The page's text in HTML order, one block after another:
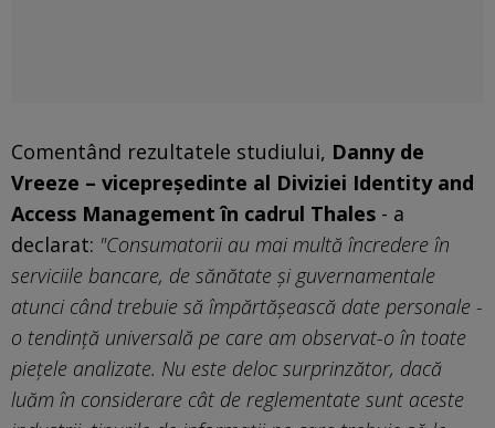
Comentând rezultatele studiului, Danny de
Vreeze – vicepreședinte al Diviziei Identity and
Access Management în cadrul Thales - a
declarat: "Consumatorii au mai multă încredere în
serviciile bancare, de sănătate și guvernamentale
atunci când trebuie să împărtășească date personale -
o tendință universală pe care am observat-o în toate
piețele analizate. Nu este deloc surprinzător, dacă
luăm în considerare cât de reglementate sunt aceste